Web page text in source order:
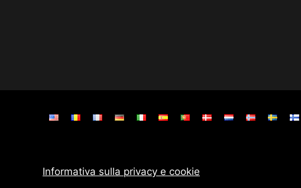
Informativa sulla privacy e cookie